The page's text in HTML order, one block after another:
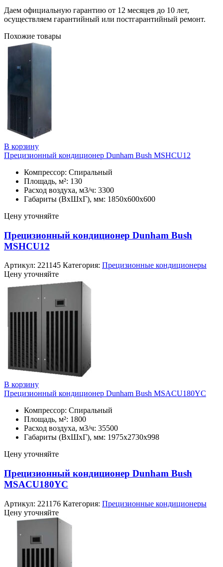
Даем официальную гарантию от 12 месяцев до 10 лет,
осуществляем гарантийный или постгарантийный ремонт.
Похожие товары
В корзину
Прецизионный кондиционер Dunham Bush MSHCU12
Компрессор: Спиральный
Площадь, м²: 130
Расход воздуха, м3/ч: 3300
Габариты (ВхШхГ), мм: 1850х600х600
Цену уточняйте
Прецизионный кондиционер Dunham Bush
MSHCU12
Артикул: 221145 Категория: Прецизионные кондиционеры
Цену уточняйте
В корзину
Прецизионный кондиционер Dunham Bush MSACU180YC
Компрессор: Спиральный
Площадь, м²: 1800
Расход воздуха, м3/ч: 35500
Габариты (ВхШхГ), мм: 1975х2730х998
Цену уточняйте
Прецизионный кондиционер Dunham Bush
MSACU180YC
Артикул: 221176 Категория: Прецизионные кондиционеры
Цену уточняйте